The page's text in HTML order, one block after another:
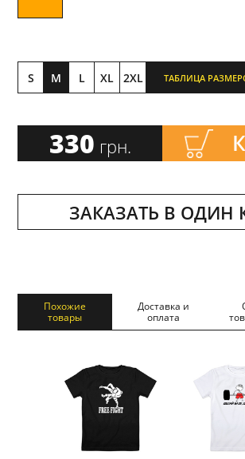
S M L XL 2XL ТАБЛИЦА
330 грн.
ЗАКАЗАТЬ В ОДИН
Похожие
товары
Доставка и
оплата